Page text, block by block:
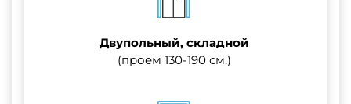
Двупольный, складной
(проем 130-190 см.)